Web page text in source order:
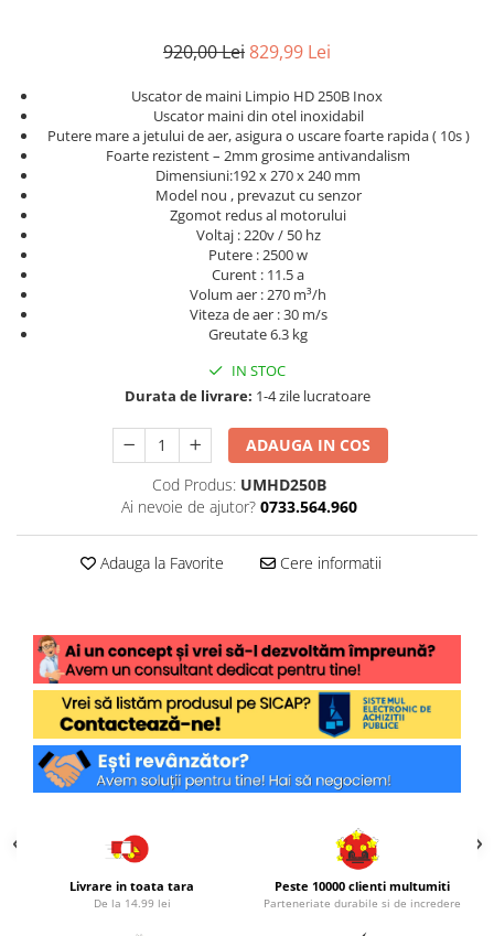
920,00 Lei829,99 Lei
Uscator de maini Limpio HD 250B Inox
Uscator maini din otel inoxidabil
Putere mare a jetului de aer, asigura o uscare foarte rapida ( 10s )
Foarte rezistent – 2mm grosime antivandalism
Dimensiuni:192 x 270 x 240 mm
Model nou , prevazut cu senzor
Zgomot redus al motorului
Voltaj : 220v / 50 hz
Putere : 2500 w
Curent : 11.5 a
Volum aer : 270 m³/h
Viteza de aer : 30 m/s
Greutate 6.3 kg
IN STOC
Durata de livrare: 1-4 zile lucratoare
ADAUGA IN COS
Cod Produs: UMHD250B
Ai nevoie de ajutor? 0733.564.960
Adauga la Favorite Cere informatii
Livrare in toata tara
De la 14.99 lei
Peste 10000 clienti multumiti
Parteneriate durabile si de incredere